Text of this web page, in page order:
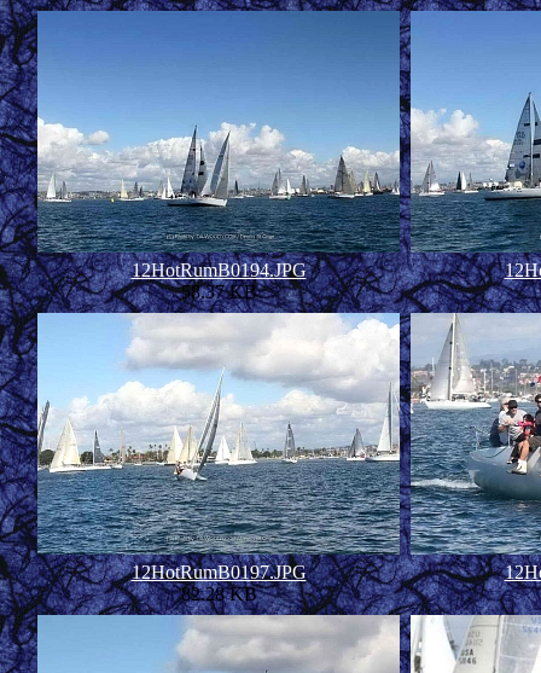
12HotRumB0194.JPG
58.37 KB
12HotRumB0197.JPG
82.28 KB